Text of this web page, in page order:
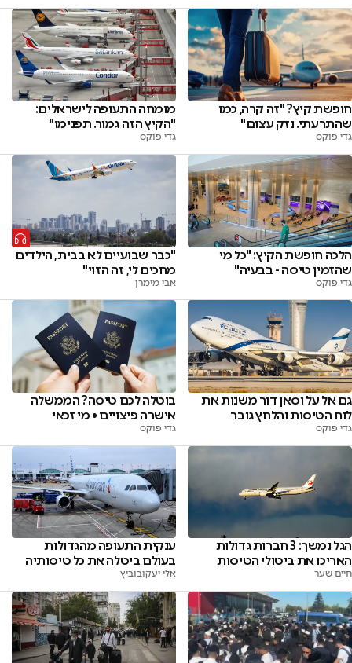
חופשת קיץ? "זה קרה, כמו
שהתרעתי. נזק עצום"
גדי פוקס
מומחה התעופה לישראלים:
"הקיץ הזה גמור. תפנימו"
גדי פוקס
הלכה חופשת הקיץ: "כל מי
שהזמין טיסה - בבעיה"
גדי פוקס
"כבר שבועיים לא בבית, הילדים
מחכים לי, זה הזוי"
אבי מימרן
גם אל על וסאן דור משנות את
לוח הטיסות והלחץ גובר
גדי פוקס
בוטלה לכם טיסה? הממשלה
אישרה פיצויים • מי זכאי
גדי פוקס
הגל נמשך: 3 חברות גדולות
האריכו את ביטולי הטיסות
חיים שער
ענקית התעופה מהגדולות
בעולם ביטלה את כל טיסותיה
אלי יעקובוביץ